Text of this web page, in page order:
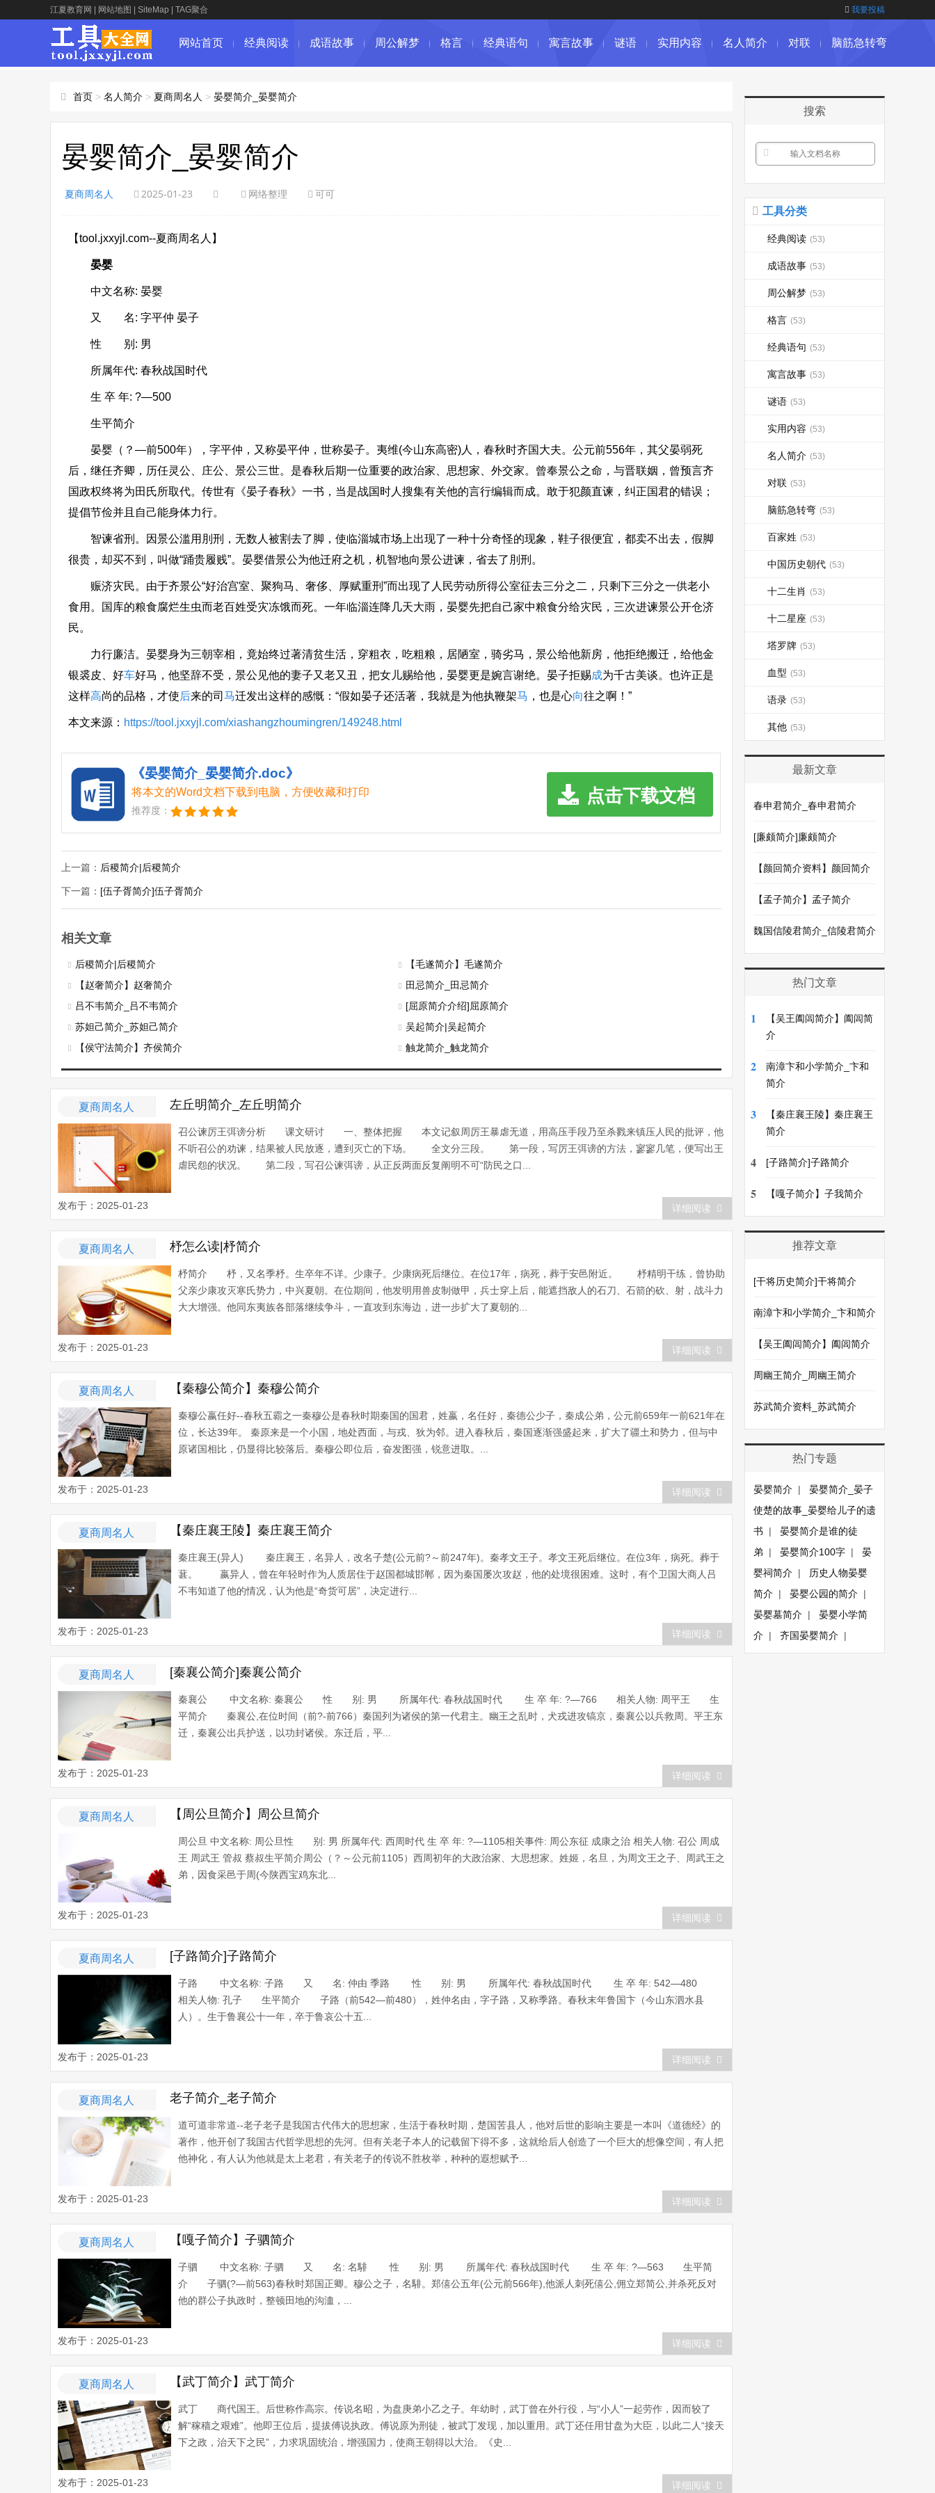
江夏教育网 网站地图 SiteMap TAG聚合 我要投稿
网站首页 经典阅读 成语故事 周公解梦 格言 经典语句 寓言故事 谜语 实用内容 名人简介 对联 脑筋急转弯
首页 > 名人简介 > 夏商周名人 > 晏婴简介_晏婴简介
晏婴简介_晏婴简介
夏商周名人 2025-01-23 网络整理 可可
【tool.jxxyjl.com--夏商周名人】
晏婴
中文名称: 晏婴
又 名: 字平仲 晏子
性 别: 男
所属年代: 春秋战国时代
生 卒 年: ?—500
生平简介
晏婴（？—前500年），字平仲，又称晏平仲，世称晏子。夷维(今山东高密)人，春秋时齐国大夫。公元前556年，其父晏弱死
后，继任齐卿，历任灵公、庄公、景公三世。是春秋后期一位重要的政治家、思想家、外交家。曾奉景公之命，与晋联姻，曾预言齐
国政权终将为田氏所取代。传世有《晏子春秋》一书，当是战国时人搜集有关他的言行编辑而成。敢于犯颜直谏，纠正国君的错误；
提倡节俭并且自己能身体力行。
智谏省刑。因景公滥用刖刑，无数人被割去了脚，使临淄城市场上出现了一种十分奇怪的现象，鞋子很便宜，都卖不出去，假脚
很贵，却买不到，叫做“踊贵履贱”。晏婴借景公为他迁府之机，机智地向景公进谏，省去了刖刑。
赈济灾民。由于齐景公“好治宫室、聚狗马、奢侈、厚赋重刑”而出现了人民劳动所得公室征去三分之二，只剩下三分之一供老小
食用。国库的粮食腐烂生虫而老百姓受灾冻饿而死。一年临淄连降几天大雨，晏婴先把自己家中粮食分给灾民，三次进谏景公开仓济
民。
力行廉洁。晏婴身为三朝宰相，竟始终过著清贫生活，穿粗衣，吃粗粮，居陋室，骑劣马，景公给他新房，他拒绝搬迁，给他金
银裘皮、好车好马，他坚辞不受，景公见他的妻子又老又丑，把女儿赐给他，晏婴更是婉言谢绝。晏子拒赐成为千古美谈。也许正是
这样高尚的品格，才使后来的司 马迁发出这样的感慨：“假如晏子还活著，我就是为他执鞭架马 ，也是心向往之啊！”
本文来源： https://tool.jxxyjl.com/xiashangzhoumingren/149248.html
《晏婴简介_晏婴简介.doc》
将本文的Word文档下载到电脑，方便收藏和打印
推荐度：
点击下载文档
上一篇： 后稷简介|后稷简介
下一篇： [伍子胥简介]伍子胥简介
相关文章
后稷简介|后稷简介
【毛遂简介】毛遂简介
【赵奢简介】赵奢简介
田忌简介_田忌简介
吕不韦简介_吕不韦简介
[屈原简介介绍]屈原简介
苏妲己简介_苏妲己简介
吴起简介|吴起简介
【侯守法简介】齐侯简介
触龙简介_触龙简介
夏商周名人 左丘明简介_左丘明简介
召公谏厉王弭谤分析 课文研讨 一、整体把握 本文记叙周厉王暴虐无道，用高压手段乃至杀戮来镇压人民的批评，他
不听召公的劝谏，结果被人民放逐，遭到灭亡的下场。 全文分三段。 第一段，写厉王弭谤的方法，寥寥几笔，便写出王
虐民怨的状况。 第二段，写召公谏弭谤，从正反两面反复阐明不可“防民之口...
发布于：2025-01-23 详细阅读
夏商周名人 杼怎么读|杼简介
杼简介 杼，又名季杼。生卒年不详。少康子。少康病死后继位。在位17年，病死，葬于安邑附近。 杼精明干练，曾协助
父亲少康攻灭寒氏势力，中兴夏朝。在位期间，他发明用兽皮制做甲，兵士穿上后，能遮挡敌人的石刀、石箭的砍、射，战斗力
大大增强。他同东夷族各部落继续争斗，一直攻到东海边，进一步扩大了夏朝的...
发布于：2025-01-23 详细阅读
夏商周名人 【秦穆公简介】秦穆公简介
秦穆公嬴任好--春秋五霸之一秦穆公是春秋时期秦国的国君，姓嬴，名任好，秦德公少子，秦成公弟，公元前659年一前621年在
位，长达39年。 秦原来是一个小国，地处西面，与戎、狄为邻。进入春秋后，秦国逐渐强盛起来，扩大了疆土和势力，但与中
原诸国相比，仍显得比较落后。秦穆公即位后，奋发图强，锐意进取。...
发布于：2025-01-23 详细阅读
夏商周名人 【秦庄襄王陵】秦庄襄王简介
秦庄襄王(异人) 秦庄襄王，名异人，改名子楚(公元前?～前247年)。秦孝文王子。孝文王死后继位。在位3年，病死。葬于
葚。 嬴异人，曾在年轻时作为人质居住于赵国都城邯郸，因为秦国屡次攻赵，他的处境很困难。这时，有个卫国大商人吕
不韦知道了他的情况，认为他是“奇货可居”，决定进行...
发布于：2025-01-23 详细阅读
夏商周名人 [秦襄公简介]秦襄公简介
秦襄公 中文名称: 秦襄公 性 别: 男 所属年代: 春秋战国时代 生 卒 年: ?—766 相关人物: 周平王 生
平简介 秦襄公,在位时间（前?-前766）秦国列为诸侯的第一代君主。幽王之乱时，犬戎进攻镐京，秦襄公以兵救周。平王东
迁，秦襄公出兵护送，以功封诸侯。东迁后，平...
发布于：2025-01-23 详细阅读
夏商周名人 【周公旦简介】周公旦简介
周公旦 中文名称: 周公旦性 别: 男 所属年代: 西周时代 生 卒 年: ?—1105相关事件: 周公东征 成康之治 相关人物: 召公 周成
王 周武王 管叔 蔡叔生平简介周公（？～公元前1105）西周初年的大政治家、大思想家。姓姬，名旦，为周文王之子、周武王之
弟，因食采邑于周(今陕西宝鸡东北...
发布于：2025-01-23 详细阅读
夏商周名人 [子路简介]子路简介
子路 中文名称: 子路 又 名: 仲由 季路 性 别: 男 所属年代: 春秋战国时代 生 卒 年: 542—480
相关人物: 孔子 生平简介 子路（前542—前480），姓仲名由，字子路，又称季路。春秋末年鲁国卞（今山东泗水县
人）。生于鲁襄公十一年，卒于鲁哀公十五...
发布于：2025-01-23 详细阅读
夏商周名人 老子简介_老子简介
道可道非常道--老子老子是我国古代伟大的思想家，生活于春秋时期，楚国苦县人，他对后世的影响主要是一本叫《道德经》的
著作，他开创了我国古代哲学思想的先河。但有关老子本人的记载留下得不多，这就给后人创造了一个巨大的想像空间，有人把
他神化，有人认为他就是太上老君，有关老子的传说不胜枚举，种种的遐想赋予...
发布于：2025-01-23 详细阅读
夏商周名人 【嘎子简介】子驷简介
子驷 中文名称: 子驷 又 名: 名騑 性 别: 男 所属年代: 春秋战国时代 生 卒 年: ?—563 生平简
介 子驷(?—前563)春秋时郑国正卿。穆公之子，名騑。郑僖公五年(公元前566年),他派人刺死僖公,佣立郑简公,并杀死反对
他的群公子执政时，整顿田地的沟洫，...
发布于：2025-01-23 详细阅读
夏商周名人 【武丁简介】武丁简介
武丁 商代国王。后世称作高宗。传说名昭，为盘庚弟小乙之子。年幼时，武丁曾在外行役，与“小人”一起劳作，因而较了
解“稼穑之艰难”。他即王位后，提拔傅说执政。傅说原为刑徒，被武丁发现，加以重用。武丁还任用甘盘为大臣，以此二人“接天
下之政，治天下之民”，力求巩固统治，增强国力，使商王朝得以大治。《史...
发布于：2025-01-23 详细阅读
搜索
工具分类
经典阅读 (53)
成语故事 (53)
周公解梦 (53)
格言 (53)
经典语句 (53)
寓言故事 (53)
谜语 (53)
实用内容 (53)
名人简介 (53)
对联 (53)
脑筋急转弯 (53)
百家姓 (53)
中国历史朝代 (53)
十二生肖 (53)
十二星座 (53)
塔罗牌 (53)
血型 (53)
语录 (53)
其他 (53)
最新文章
春申君简介_春申君简介
[廉颇简介]廉颇简介
【颜回简介资料】颜回简介
【孟子简介】孟子简介
魏国信陵君简介_信陵君简介
热门文章
1
【吴王阖闾简介】阖闾简
介
2
南漳卞和小学简介_卞和
简介
3
【秦庄襄王陵】秦庄襄王
简介
4 [子路简介]子路简介
5 【嘎子简介】子我简介
推荐文章
[干将历史简介]干将简介
南漳卞和小学简介_卞和简介
【吴王阖闾简介】阖闾简介
周幽王简介_周幽王简介
苏武简介资料_苏武简介
热门专题
晏婴简介 | 晏婴简介_晏子
使楚的故事_晏婴给儿子的遗
书 | 晏婴简介是谁的徒
弟 | 晏婴简介100字 | 晏
婴祠简介 |
历史人物晏婴
简介 | 晏婴公园的简介 |
晏婴墓简介 | 晏婴小学简
介 | 齐国晏婴简介 |